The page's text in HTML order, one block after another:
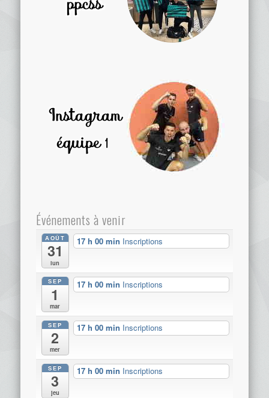
Événements à venir
AOÛT
31
lun
17 h 00 min Inscriptions
SEP
1
mar
17 h 00 min Inscriptions
SEP
2
mer
17 h 00 min Inscriptions
SEP
3
jeu
17 h 00 min Inscriptions